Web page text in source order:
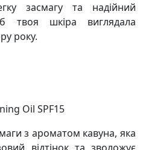
засмагу та надійний
твоя шкіра виглядала
року.
Oil SPF15
з ароматом кавуна, яка